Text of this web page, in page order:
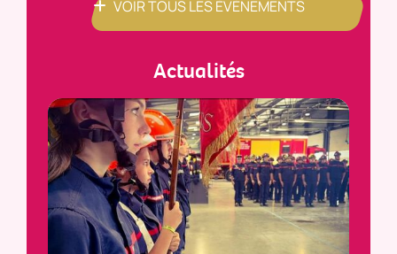
VOIR TOUS LES ÉVÈNEMENTS
Actualités